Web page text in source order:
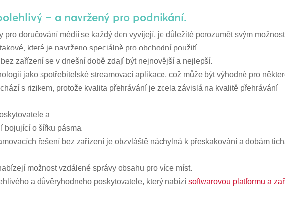
– a navržený pro podnikání.
pro doručování médií se každý den vyvíjejí, je důležité porozumět svým
které je navrženo speciálně pro obchodní použití.
zařízení se v dnešní době zdají být nejnovější a nejlepší.
jako spotřebitelské streamovací aplikace, což může být výhodné pro
s rizikem, protože kvalita přehrávání je zcela závislá na kvalitě přehrávání
a
bojující o šířku pásma.
řešení bez zařízení je obzvláště náchylná k přeskakování a dobám
možnost vzdálené správy obsahu pro více míst.
a důvěryhodného poskytovatele, který nabízísoftwarovou platformu a